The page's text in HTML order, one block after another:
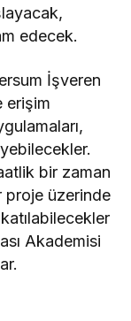
edecek.
İşveren
erişim
bir zaman
proje üzerinde
Akademisi